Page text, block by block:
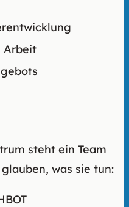
Arbeit
steht ein Team
was sie tun: